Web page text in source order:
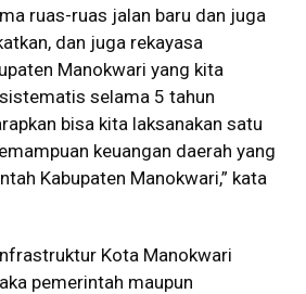
ruas-ruas jalan baru dan juga
dan juga rekayasa
Manokwari yang kita
selama 5 tahun
bisa kita laksanakan satu
keuangan daerah yang
Kabupaten Manokwari,” kata
Kota Manokwari
pemerintah maupun